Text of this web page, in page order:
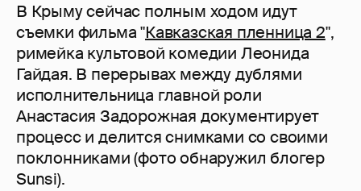
В Крыму сейчас полным ходом идут
съемки фильма "Кавказская пленница 2",
римейка культовой комедии Леонида
Гайдая. В перерывах между дублями
исполнительница главной роли
Анастасия Задорожная документирует
процесс и делится снимками со своими
поклонниками (фото обнаружил блогер
Sunsi).